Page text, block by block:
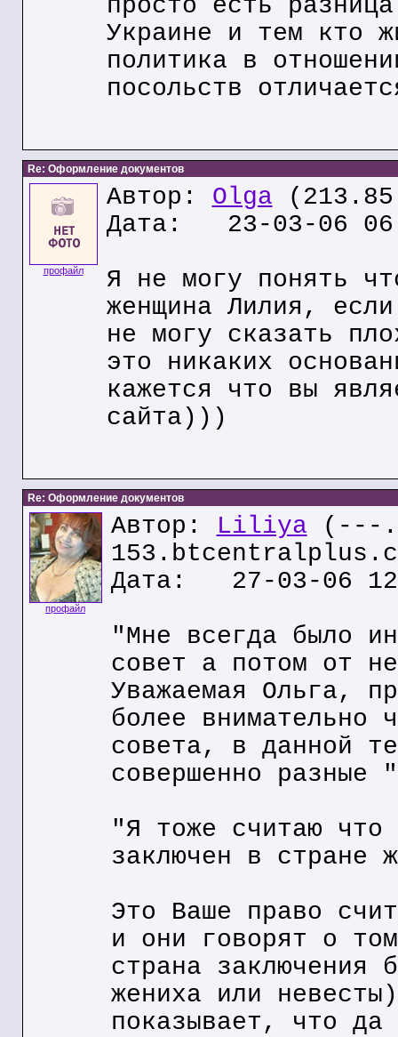
просто есть
Украине и тем кто
политика в
посольств
Re: Оформление документов
профайл
Автор: Olga
Дата: 23-03-06
Я не могу понять
женщина Лилия,
не могу сказать
это никаких
кажется что вы
сайта)))
Re: Оформление документов
профайл
Автор: Liliya (---
Дата: 27-03-06
"Мне всегда было
совет а потом от
Уважаемая Ольга,
более внимательно
совета, в данной
совершенно разные
"Я тоже считаю что
заключен в стране
Это Ваше право
и они говорят о
страна заключения
жениха или
показывает, что